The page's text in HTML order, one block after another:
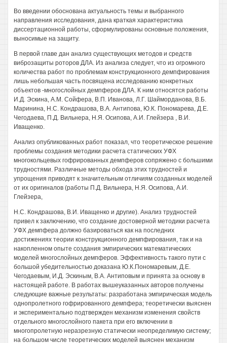
Во введении обоснована актуальность темы и выбранного
направления исследования, дана краткая характеристика
диссертационной работы, сформулированы основные положения,
выносимые на защиту.
В первой главе дан анализ существующих методов и средств
виброзащиты роторов ДЛА. Из анализа следует, что из огромного
количества работ по проблемам конструкционного демпфирования
лишь небольшая часть посвящена исследованию конкретных
объектов -многослойных демпферов ДЛА. К ним относятся работы
И.Д. Эскина, A.M. Сойфера, В.П. Иванова, Л.Г. Шайморданова, В.Б.
Маринина, Н.С. Кондрашова, В.А. Антипова, Ю.К. Пономарева, Д.Е.
Чегодаева, П.Д. Вильнера, Н.Я. Осипова, А.И. Глейзера , В.И.
Иващенко.
Анализ опубликованных работ показал, что теоретическое решение
проблемы создания методики расчета статических УФХ
многокольцевых гофрированных демпферов сопряжено с большими
трудностями. Различные методы обхода этих трудностей и
упрощения приводят к значительным отличиям созданных моделей
от их оригиналов (работы П.Д. Вильнера, Н.Я. Осипова, А.И.
Глейзера,
Н.С. Кондрашова, В.И. Иващенко и другие). Анализ трудностей
привел к заключению, что создание достоверной методики расчета
УФХ демпфера должно базироваться как на последних
достижениях теории конструкционного демпфирования, так и на
накопленном опыте создания эмпирических математических
моделей многослойных демпферов. Эффективность такого пути с
большой убедительностью доказана Ю.К.Пономаревым, Д.Е.
Чегодаевым, И.Д. Эскиным, В.А. Антиповым и принята за основу в
настоящей работе. В работах вышеуказанных авторов получены
следующие важные результаты: разработана эмпирическая модель
однопролетного гофрированного демпфера; теоретически выяснен
и экспериментально подтвержден механизм изменения свойств
отдельного многослойного пакета при его включении в
многопролетную неразрезную статически неопределимую систему;
на большом числе теоретических моделей выяснен механизм